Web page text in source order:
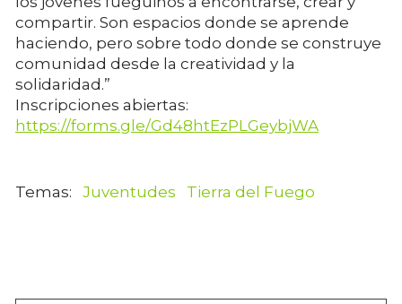
compartir. Son espacios donde se aprende
haciendo, pero sobre todo donde se construye
comunidad desde la creatividad y la
solidaridad.”
Inscripciones abiertas:
https://forms.gle/Gd48htEzPLGeybjWA
Juventudes Tierra del Fuego